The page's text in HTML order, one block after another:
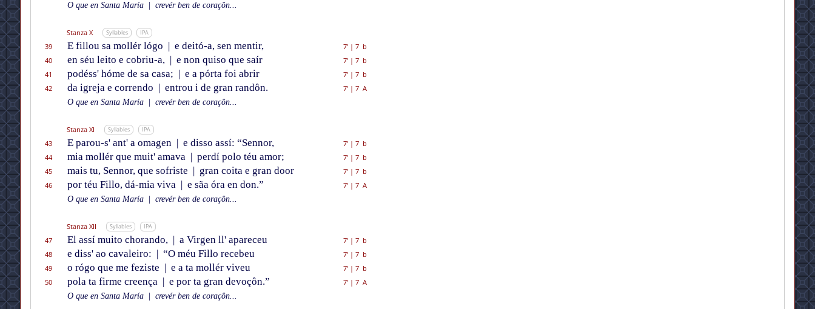
O que en Santa María
crevér ben de coraçôn...
Stanza X Syllables IPA
39 E fillou sa mollér lógo | e deitó-a, sen mentir, 7'| 7 b
40
en séu leito e cobriu-a, | e non quiso que saír 7'| 7 b
41
podéss' hóme de sa casa; | e a pórta foi abrir 7'| 7 b
42
da igreja e correndo | entrou i de gran randôn. 7'| 7 A
O que en Santa María
crevér ben de coraçôn...
Stanza XI Syllables IPA
43 E parou-s' ant' a omagen | e disso assí: “Sennor, 7'| 7 b
44
mia mollér que muit' amava | perdí polo téu amor; 7'| 7 b
45
mais tu, Sennor, que sofriste | gran coita e gran door 7'| 7 b
46
por téu Fillo, dá-mia viva | e sãa óra en don.” 7'| 7 A
O que en Santa María
crevér ben de coraçôn...
Stanza XII Syllables IPA
47 El assí muito chorando, | a Virgen ll' apareceu 7'| 7 b
48
e diss' ao cavaleiro: | “O méu Fillo recebeu 7'| 7 b
49
o rógo que me feziste | e a ta mollér viveu 7'| 7 b
50
pola ta firme creença | e por ta gran devoçôn.” 7'| 7 A
O que en Santa María
crevér ben de coraçôn...